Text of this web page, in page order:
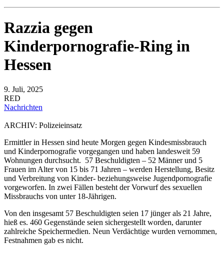
Razzia gegen
Kinderpornografie-Ring in
Hessen
9. Juli, 2025
RED
Nachrichten
ARCHIV: Polizeieinsatz
Ermittler in Hessen sind heute Morgen gegen Kindesmissbrauch
und Kinderpornografie vorgegangen und haben landesweit 59
Wohnungen durchsucht. 57 Beschuldigten – 52 Männer und 5
Frauen im Alter von 15 bis 71 Jahren – werden Herstellung, Besitz
und Verbreitung von Kinder- beziehungsweise Jugendpornografie
vorgeworfen. In zwei Fällen besteht der Vorwurf des sexuellen
Missbrauchs von unter 18-Jährigen.
Von den insgesamt 57 Beschuldigten seien 17 jünger als 21 Jahre,
hieß es. 460 Gegenstände seien sichergestellt worden, darunter
zahlreiche Speichermedien. Neun Verdächtige wurden vernommen,
Festnahmen gab es nicht.